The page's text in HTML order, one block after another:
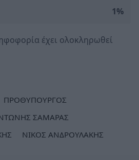
1%
έχει ολοκληρωθεί
ΠΡΟΘΥΠΟΥΡΓΟΣ
ΣΑΜΑΡΑΣ
ΝΙΚΟΣ ΑΝΔΡΟΥΛΑΚΗΣ